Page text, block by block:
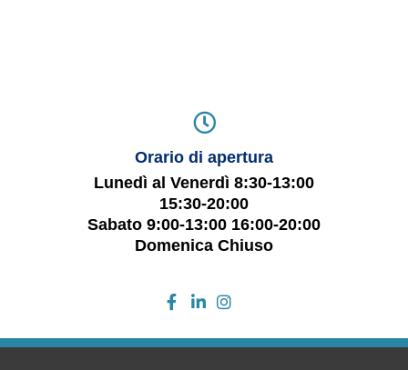
Orario di apertura
Lunedì al Venerdì 8:30-13:00
15:30-20:00
Sabato 9:00-13:00 16:00-20:00
Domenica Chiuso